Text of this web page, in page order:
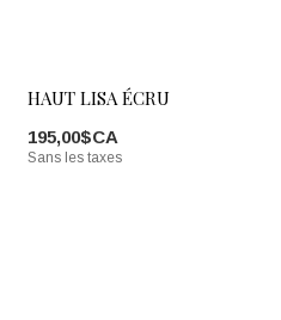
HAUT LISA ÉCRU
195,00$CA
Sans les taxes